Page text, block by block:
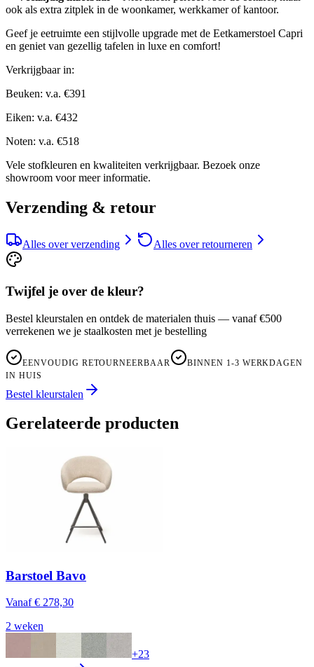
ook als extra zitplek in de woonkamer, werkkamer of kantoor.
Geef je eetruimte een stijlvolle upgrade met de Eetkamerstoel Capri
en geniet van gezellig tafelen in luxe en comfort!
Verkrijgbaar in:
Beuken: v.a. €391
Eiken: v.a. €432
Noten: v.a. €518
Vele stofkleuren en kwaliteiten verkrijgbaar. Bezoek onze
showroom voor meer informatie.
Verzending & retour
Alles over verzending Alles over retourneren
Twijfel je over de kleur?
Bestel kleurstalen en ontdek de materialen thuis — vanaf €500
verrekenen we je staalkosten met je bestelling
EENVOUDIG RETOURNEERBAAR
BINNEN 1-3 WERKDAGEN
IN HUIS
Bestel kleurstalen
Gerelateerde producten
Barstoel Bavo
Vanaf € 278,30
2 weken
+23